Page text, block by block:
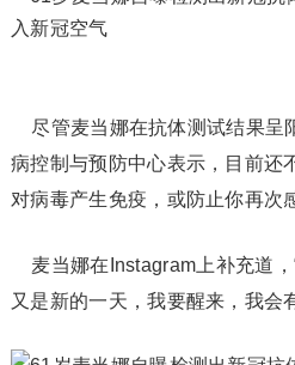
尽管麦当娜在抗体测试结果呈
病控制与预防中心表示，目前还
对病毒产生免疫，或防止你再次
麦当娜在Instagram上补充道，
又是新的一天，我要醒来，我会